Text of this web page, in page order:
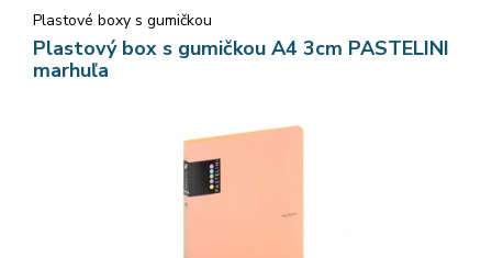
Plastové boxy s gumičkou
Plastový box s gumičkou A4 3cm PASTELINI
marhuľa